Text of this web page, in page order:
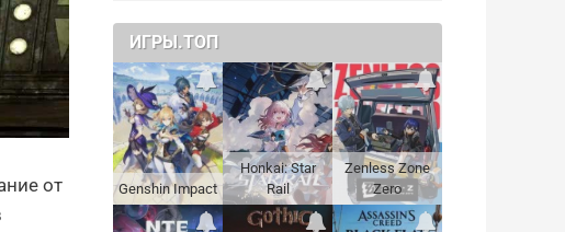
от
ИГРЫ.ТОП
Genshin Impact
Honkai: Star
Rail
Zenless Zone
Zero